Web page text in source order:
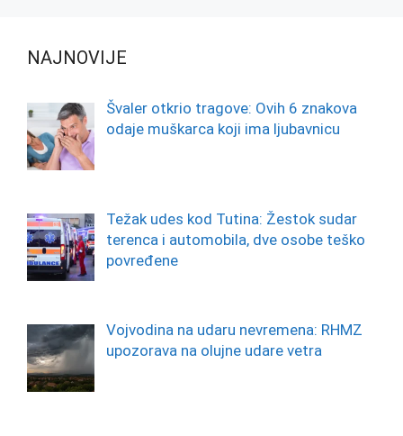
NAJNOVIJE
Švaler otkrio tragove: Ovih 6 znakova
odaje muškarca koji ima ljubavnicu
Težak udes kod Tutina: Žestok sudar
terenca i automobila, dve osobe teško
povređene
Vojvodina na udaru nevremena: RHMZ
upozorava na olujne udare vetra